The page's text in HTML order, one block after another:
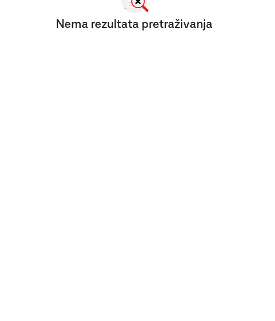
Nema rezultata pretraživanja